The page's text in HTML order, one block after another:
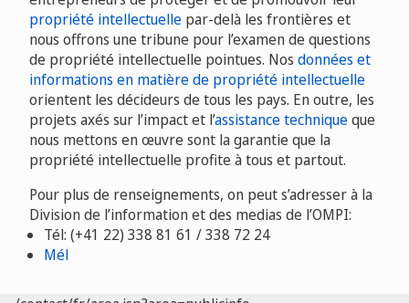
propriété intellectuelle par-delà les frontières et
nous offrons une tribune pour l’examen de questions
de propriété intellectuelle pointues. Nos données et
informations en matière de propriété intellectuelle
orientent les décideurs de tous les pays. En outre, les
projets axés sur l’impact et l’assistance techniqueque
nous mettons en œuvre sont la garantie que la
propriété intellectuelle profite à tous et partout.
Pour plus de renseignements, on peut s’adresser à la
Division de l’information et des medias de l’OMPI:
Tél: (+41 22) 338 81 61 / 338 72 24
Mél